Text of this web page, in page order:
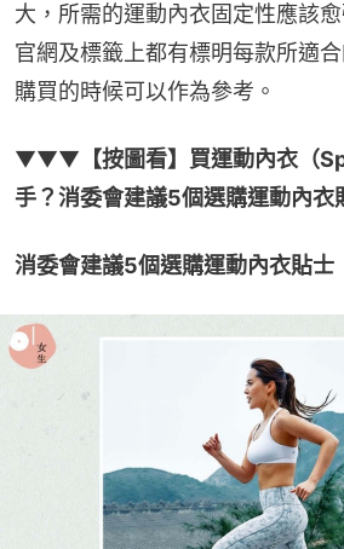
大，所需的運動內衣固定性應該
官網及標籤上都有標明每款所適
購買的時候可以作為參考。
▼▼▼ 【按圖看】買運動內衣（
手？消委會建議5個選購運動內衣
消委會建議5個選購運動內衣貼士